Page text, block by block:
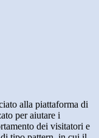
alla piattaforma di
per aiutare i
dei visitatori e